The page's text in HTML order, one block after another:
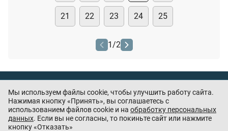
21 22 23 24 25
1/2
Нашли ошибку или есть предложения? —напишите
нам
Мы используем файлы cookie, чтобы улучшить работу сайта.
Нажимая кнопку «Принять», вы соглашаетесь с
использованием файлов cookie и на обработку персональных
данных. Если вы не согласны, то покиньте сайт или нажмите
кнопку «Отказать»